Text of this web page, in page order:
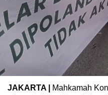
JAKARTA |
Mahkamah